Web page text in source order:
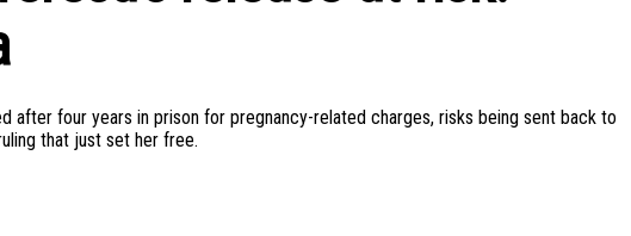
after four years in prison for pregnancy-related charges, risks being sent back to
that just set her free.